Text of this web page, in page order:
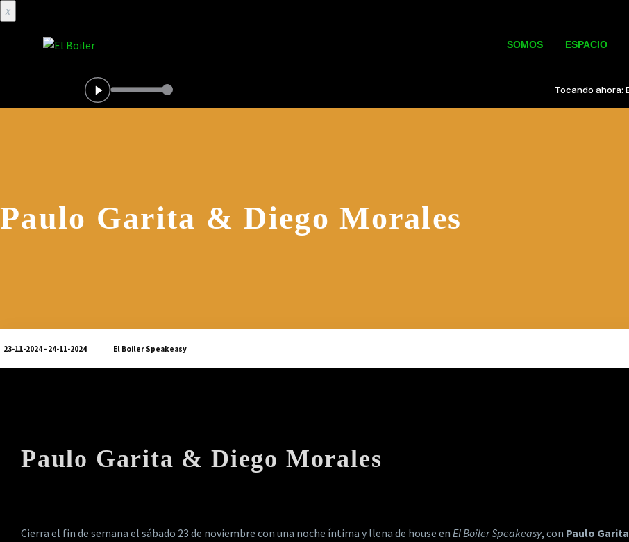
x
SOMOS ESPACIO
Paulo Garita & Diego Morales
23-11-2024 - 24-11-2024 El Boiler Speakeasy
Paulo Garita & Diego Morales
Cierra el fin de semana el sábado 23 de noviembre con una noche íntima y llena de house en El Boiler Speakeasy, con Paulo Garita